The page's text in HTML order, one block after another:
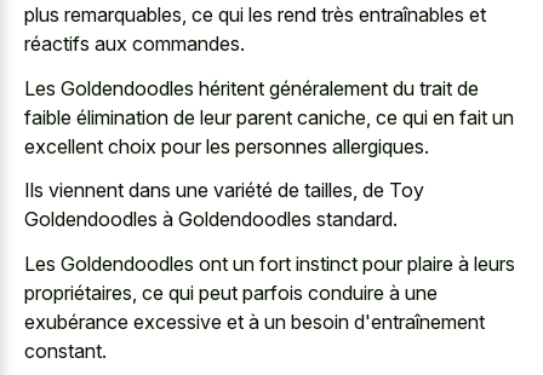
plus remarquables, ce qui les rend très entraînables et
réactifs aux commandes.
Les Goldendoodles héritent généralement du trait de
faible élimination de leur parent caniche, ce qui en fait un
excellent choix pour les personnes allergiques.
Ils viennent dans une variété de tailles, de Toy
Goldendoodles à Goldendoodles standard.
Les Goldendoodles ont un fort instinct pour plaire à leurs
propriétaires, ce qui peut parfois conduire à une
exubérance excessive et à un besoin d'entraînement
constant.